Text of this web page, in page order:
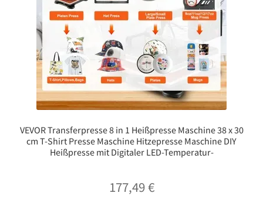
VEVOR Transferpresse 8 in 1 Heißpresse Maschine 38 x 30
cm T-Shirt Presse Maschine Hitzepresse Maschine DIY
Heißpresse mit Digitaler LED-Temperatur-
177,49€